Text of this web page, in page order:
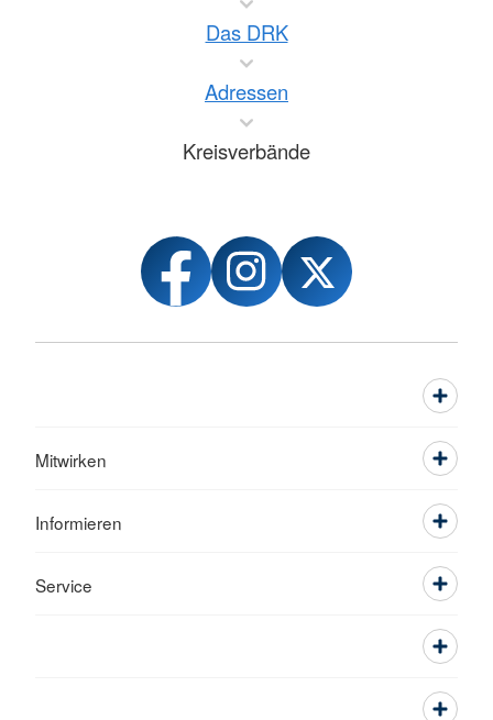
Das DRK
Adressen
Kreisverbände
Mitwirken
Informieren
Service